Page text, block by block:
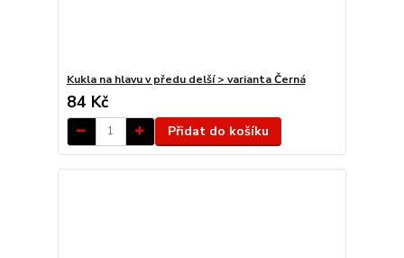
Kukla na hlavu v předu delší > varianta Černá
84 Kč
Přidat do košíku